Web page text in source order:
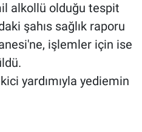
alkollü olduğu tespit
şahıs sağlık raporu
işlemler için ise
yardımıyla yediemin